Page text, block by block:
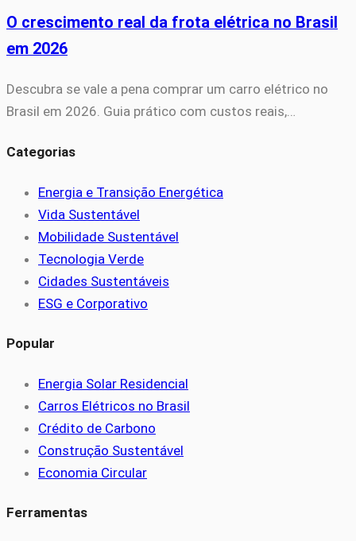
O crescimento real da frota elétrica no Brasil
em 2026
Descubra se vale a pena comprar um carro elétrico no
Brasil em 2026. Guia prático com custos reais,…
Categorias
Energia e Transição Energética
Vida Sustentável
Mobilidade Sustentável
Tecnologia Verde
Cidades Sustentáveis
ESG e Corporativo
Popular
Energia Solar Residencial
Carros Elétricos no Brasil
Crédito de Carbono
Construção Sustentável
Economia Circular
Ferramentas